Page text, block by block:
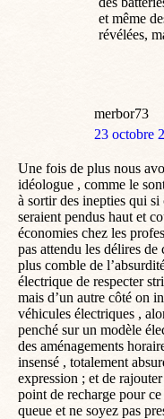
et même
révélées,
merbor73
dit
23 octobre
Une fois de plus nous
idéologue , comme le
à sortir des inepties qui
seraient pendus haut et
économies chez les
pas attendu les délires
plus comble de
électrique de respecter
mais d’un autre côté on
véhicules électriques ,
penché sur un modèle
des aménagements
insensé , totalement
expression ; et de
point de recharge pour
queue et ne soyez pas